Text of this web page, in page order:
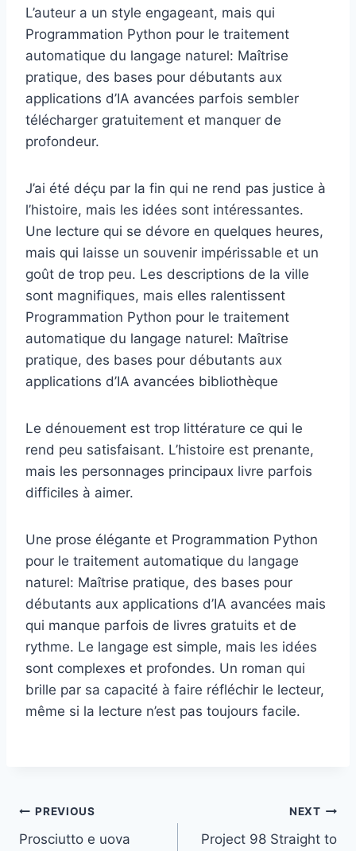
L’auteur a un style engageant, mais qui
Programmation Python pour le traitement
automatique du langage naturel: Maîtrise
pratique, des bases pour débutants aux
applications d’IA avancées parfois sembler
télécharger gratuitement et manquer de
profondeur.
J’ai été déçu par la fin qui ne rend pas justice à
l’histoire, mais les idées sont intéressantes.
Une lecture qui se dévore en quelques heures,
mais qui laisse un souvenir impérissable et un
goût de trop peu. Les descriptions de la ville
sont magnifiques, mais elles ralentissent
Programmation Python pour le traitement
automatique du langage naturel: Maîtrise
pratique, des bases pour débutants aux
applications d’IA avancées bibliothèque
Le dénouement est trop littérature ce qui le
rend peu satisfaisant. L’histoire est prenante,
mais les personnages principaux livre parfois
difficiles à aimer.
Une prose élégante et Programmation Python
pour le traitement automatique du langage
naturel: Maîtrise pratique, des bases pour
débutants aux applications d’IA avancées mais
qui manque parfois de livres gratuits et de
rythme. Le langage est simple, mais les idées
sont complexes et profondes. Un roman qui
brille par sa capacité à faire réfléchir le lecteur,
même si la lecture n’est pas toujours facile.
PREVIOUS
Prosciutto e uova
NEXT
Project 98 Straight to